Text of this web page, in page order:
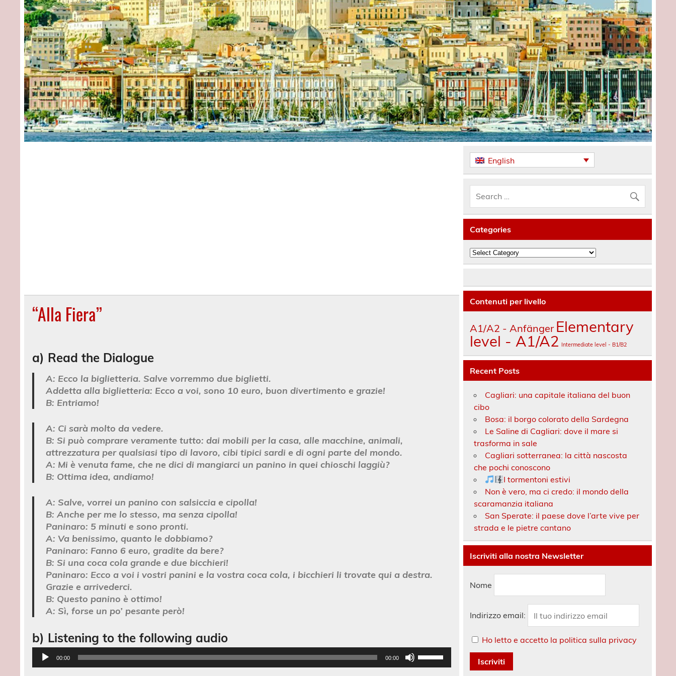
“Alla Fiera”
a) Read the Dialogue
A: Ecco la biglietteria. Salve vorremmo due biglietti.
Addetta alla biglietteria: Ecco a voi, sono 10 euro, buon divertimento e grazie!
B: Entriamo!
A: Ci sarà molto da vedere.
B: Si può comprare veramente tutto: dai mobili per la casa, alle macchine, animali,
attrezzatura per qualsiasi tipo di lavoro, cibi tipici sardi e di ogni parte del mondo.
A: Mi è venuta fame, che ne dici di mangiarci un panino in quei chioschi laggiù?
B: Ottima idea, andiamo!
A: Salve, vorrei un panino con salsiccia e cipolla!
B: Anche per me lo stesso, ma senza cipolla!
Paninaro: 5 minuti e sono pronti.
A: Va benissimo, quanto le dobbiamo?
Paninaro: Fanno 6 euro, gradite da bere?
B: Si una coca cola grande e due bicchieri!
Paninaro: Ecco a voi i vostri panini e la vostra coca cola, i bicchieri li trovate qui a destra.
Grazie e arrivederci.
B: Questo panino è ottimo!
A: Sì, forse un po’ pesante però!
b) Listening to the following audio
Audio
Player
00:00 00:00
Up/Down
English
Categories
Categories
Contenuti per livello
A1/A2 - Anfänger Elementary
level - A1/A2 Intermediate level - B1/B2
Recent Posts
Cagliari: una capitale italiana del buon
cibo
Bosa: il borgo colorato della Sardegna
Le Saline di Cagliari: dove il mare si
trasforma in sale
Cagliari sotterranea: la città nascosta
che pochi conoscono
I tormentoni estivi
Non è vero, ma ci credo: il mondo della
scaramanzia italiana
San Sperate: il paese dove l’arte vive per
strada e le pietre cantano
Iscriviti alla nostra Newsletter
Nome
Indirizzo email:
Ho letto e accetto la politica sulla privacy